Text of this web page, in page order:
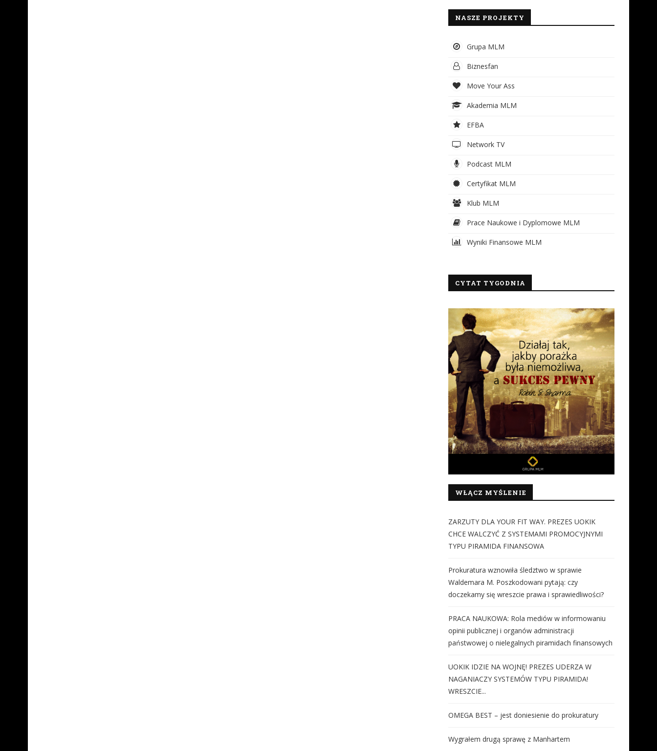
NASZE PROJEKTY
Grupa MLM
Biznesfan
Move Your Ass
Akademia MLM
EFBA
Network TV
Podcast MLM
Certyfikat MLM
Klub MLM
Prace Naukowe i Dyplomowe MLM
Wyniki Finansowe MLM
CYTAT TYGODNIA
WŁĄCZ MYŚLENIE
ZARZUTY DLA YOUR FIT WAY. PREZES UOKIK
CHCE WALCZYĆ Z SYSTEMAMI PROMOCYJNYMI
TYPU PIRAMIDA FINANSOWA
Prokuratura wznowiła śledztwo w sprawie
Waldemara M. Poszkodowani pytają: czy
doczekamy się wreszcie prawa i sprawiedliwości?
PRACA NAUKOWA: Rola mediów w informowaniu
opinii publicznej i organów administracji
państwowej o nielegalnych piramidach finansowych
UOKIK IDZIE NA WOJNĘ! PREZES UDERZA W
NAGANIACZY SYSTEMÓW TYPU PIRAMIDA!
WRESZCIE...
OMEGA BEST – jest doniesienie do prokuratury
Wygrałem drugą sprawę z Manhartem